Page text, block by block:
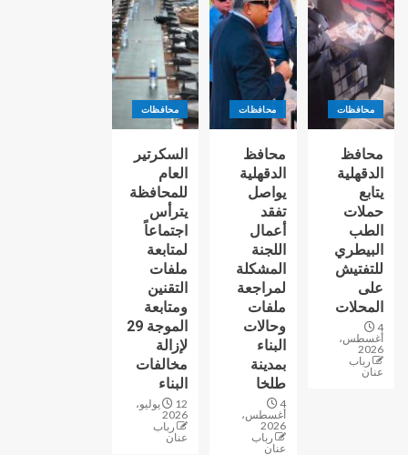
محافظات
محافظ
الدقهلية
يتابع
حملات
الطب
البيطري
للتفتيش
على
المحلات
4
أغسطس،
2026
رباب
عنان
محافظات
محافظ
الدقهلية
يواصل
تفقد
أعمال
اللجنة
المشكلة
لمراجعة
ملفات
وحالات
البناء
بمدينة
طلخا
4
أغسطس،
2026
رباب
عنان
محافظات
السكرتير
العام
للمحافظة
يترأس
اجتماعاً
لمتابعة
ملفات
التقنين
ومتابعة
الموجة 29
لإزالة
مخالفات
البناء
12 يوليو،
2026
رباب
عنان